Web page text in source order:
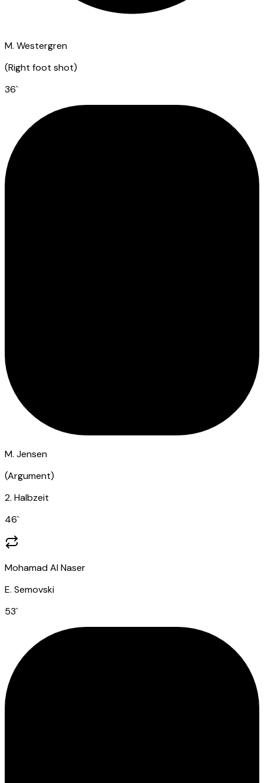
M. Westergren
(Right foot shot)
36`
M. Jensen
(Argument)
2. Halbzeit
46`
Mohamad Al Naser
E. Semovski
53`